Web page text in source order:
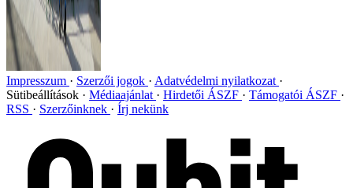
Impresszum Szerzői jogok
Adatvédelmi nyilatkozat
Sütibeállítások
Médiaajánlat Hirdetői ÁSZF
Támogatói ÁSZF
RSS
Szerzőinknek Írj nekünk